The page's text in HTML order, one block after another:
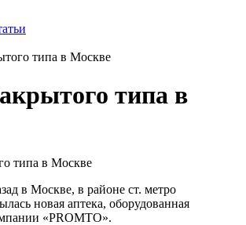
типа в Москве
типа в
в Москве, в районе ст. метро
новая аптека, оборудованная
«PROMTO».